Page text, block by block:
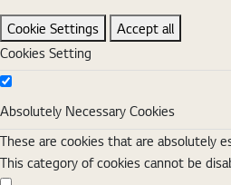
Cookie Settings
Accept all
Cookies Setting
Absolutely Necessary Cookies
Absolutely Necessary Cookies
These are cookies that are absolutely
This category of cookies cannot be